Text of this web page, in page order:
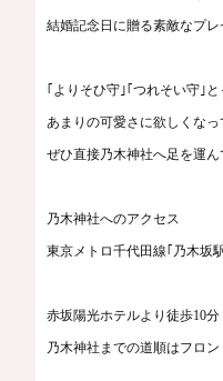
結婚記念日に贈る素敵なプ
｢よりそひ守｣｢つれそい守｣
あまりの可愛さに欲しくな
ぜひ直接乃木神社へ足を運
乃木神社へのアクセス
東京メトロ千代田線｢乃木坂
赤坂陽光ホテルより徒歩10分
乃木神社までの道順はフロ